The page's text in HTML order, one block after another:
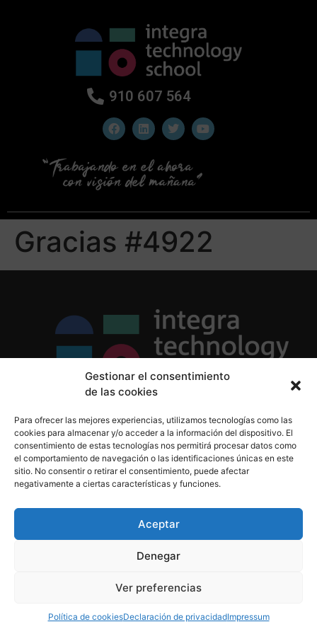
Gestionar el consentimiento
de las cookies
Para ofrecer las mejores experiencias, utilizamos tecnologías como las
cookies para almacenar y/o acceder a la información del dispositivo. El
consentimiento de estas tecnologías nos permitirá procesar datos como
el comportamiento de navegación o las identificaciones únicas en este
sitio. No consentir o retirar el consentimiento, puede afectar
negativamente a ciertas características y funciones.
Aceptar
Denegar
Ver preferencias
Política de cookiesDeclaración de privacidadImpressum
910 607 564
Gracias #4922
Política de Cookies
Aviso Legal
910 607 564
derechos reservados